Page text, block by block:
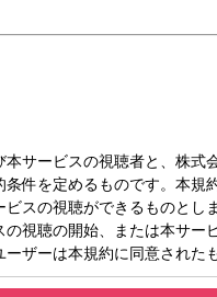
毎日日替わりのテーマで、流行も